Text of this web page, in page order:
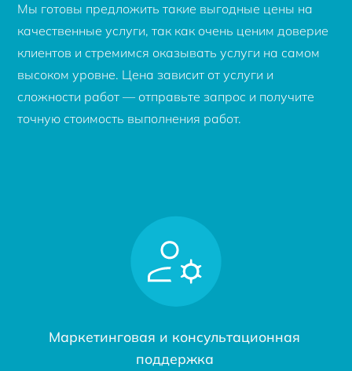
Мы готовы предложить такие выгодные цены на
качественные услуги, так как очень ценим доверие
клиентов и стремимся оказывать услуги на самом
высоком уровне. Цена зависит от услуги и
сложности работ — отправьте запрос и получите
точную стоимость выполнения работ.
Маркетинговая и консультационная
поддержка